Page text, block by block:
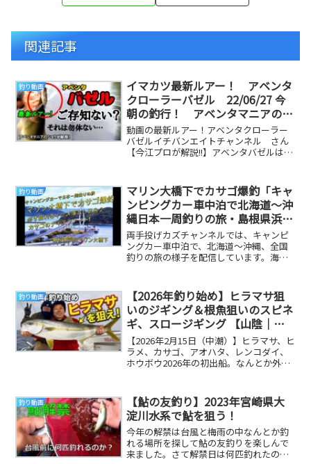
関連記事
釣り動画
イマカツ最新ルアー！ アベンタ
クローラーバゼル 22/06/27 今
朝の釣行！ アベンタマニアのシ
ョウがファーストインプレ 【バ
ス釣り】
動画の最新ルアー！アベンタクローラー
バゼルイチバンエイトチャンネル さん
【今江プロが解説!!】アベンタバゼルは高
釣り動画
マリン大橋下でカサゴ爆釣「キャ
ンピングカー車中泊で北海道～沖
縄日本一周釣りの旅・島根県浜田
マリン大橋下」
両手投げカズチャンネルでは、キャンピ
ングカー車中泊で、北海道～沖縄、全国
釣りの旅の様子を配信しています。海釣
釣り動画
【2026年釣り始め】ヒラマサ狙
いのジギング＆根魚狙いのスピネ
ギ、スロージギング 【山陰｜鳥
取｜島根｜SLJ】
【2026年2月15日（中潮）】ヒラマサ、ヒ
ラメ、カサゴ、アオハタ、レンコダイ、
ホウボウ2026年の初出船。なんとか外海
釣り動画
【鮎の友釣り】2023年宮崎県大
淀川水系で鮎を狙う！
今年の解禁は台風と梅雨の中なんとか釣
れる場所を探して鮎の友釣りを楽しんで
来ました。さて解禁日は何匹釣れたの